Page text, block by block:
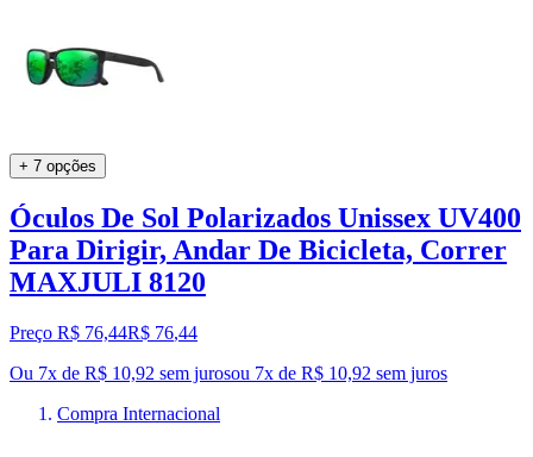
+ 7 opções
Óculos De Sol Polarizados Unissex UV400
Para Dirigir, Andar De Bicicleta, Correr
MAXJULI 8120
Preço R$ 76,44R$ 76,44
Ou 7x de R$ 10,92 sem jurosou 7x de R$ 10,92 sem juros
Compra Internacional